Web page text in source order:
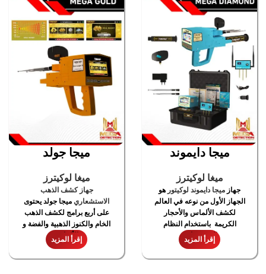
ميجا دايموند
ميغا لوكيترز
جهاز ميجا دايموند لوكيتور هو
الجهاز الأول من نوعه في العالم
لكشف الألماس والأحجار
الكريمة باستخدام النظام
الاستشعاري
إقرأ المزيد
ميجا جولد
ميغا لوكيترز
جهاز كشف الذهب
الاستشعاري ميجا جولد يحتوى
على أربع برامج لكشف الذهب
الخام والكنوز الذهبية والفضة و
الألماس
إقرأ المزيد